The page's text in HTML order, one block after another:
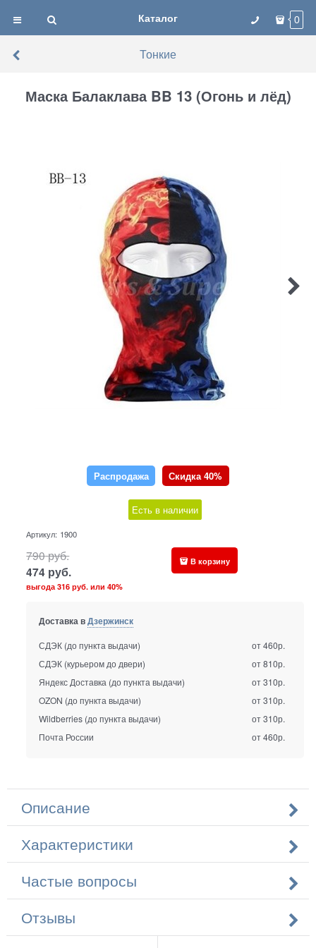
Каталог 0
Тонкие
Маска Балаклава BB 13 (Огонь и лёд)
Распродажа Скидка 40%
Есть в наличии
Артикул: 1900
790руб.
474 руб.
выгода316 руб. или40%
В корзину
Доставка вДзержинск
СДЭК (до пункта выдачи)
от 460р.
СДЭК (курьером до двери)
от 810р.
Яндекс Доставка (до пункта выдачи)
от 310р.
OZON (до пункта выдачи)
от 310р.
Wildberries (до пункта выдачи)
от 310р.
Почта России
от 460р.
Описание
Характеристики
Частые вопросы
Отзывы